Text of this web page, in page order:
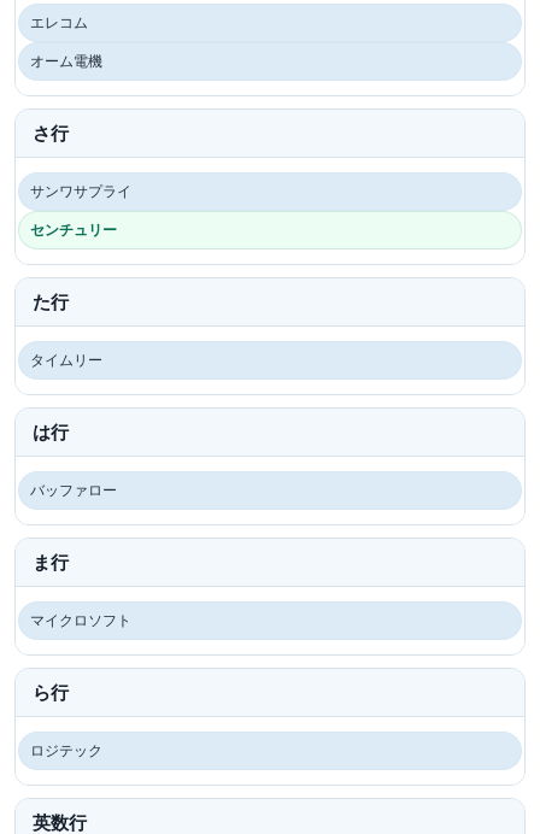
エレコム
オーム電機
さ行
サンワサプライ
センチュリー
た行
タイムリー
は行
バッファロー
ま行
マイクロソフト
ら行
ロジテック
英数行